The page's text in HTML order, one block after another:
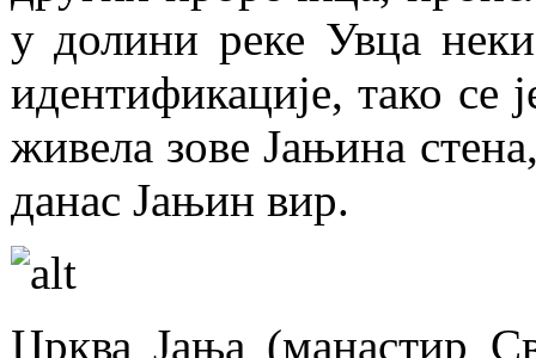
у долини реке Увца
идентификације, тако се
живела зове Јањина
данас Јањин вир.
Црква Јања (манастир